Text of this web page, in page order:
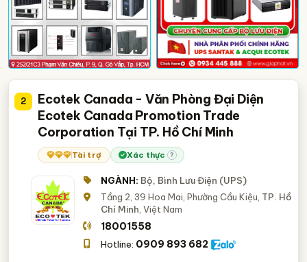
2
Ecotek Canada - Văn Phòng Đại Diện
Ecotek Canada Promotion Trade
Corporation Tại TP. Hồ Chí Minh
Tài trợ Xác thực ?
NGÀNH: Bộ, Bình Lưu Điện (UPS)
Tầng 2, 39 Hoa Mai, Phường Cầu Kiệu, TP. Hồ
Chí Minh , Việt Nam
18001558
Hotline: 0909 893 682